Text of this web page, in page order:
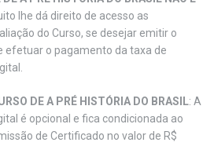
lhe dá direito de acesso as
do Curso, se desejar emitir o
efetuar o pagamento da taxa de
DE A PRÉ HISTÓRIA DO BRASIL: A
é opcional e fica condicionada ao
de Certificado no valor de R$